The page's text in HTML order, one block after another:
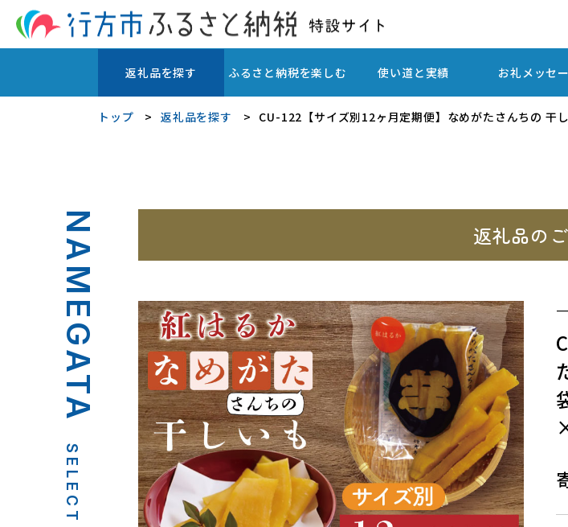
返礼品を探す ふるさと納税を楽しむ 使い道と実績 お礼メッセ
トップ 返礼品を探す CU-122【サイズ別12ヶ月定期便】なめがたさんちの
NAMEGATA
SELECT
返礼品の